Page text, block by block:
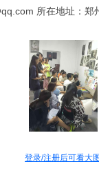
所在地址：
登录/注册后可看大图